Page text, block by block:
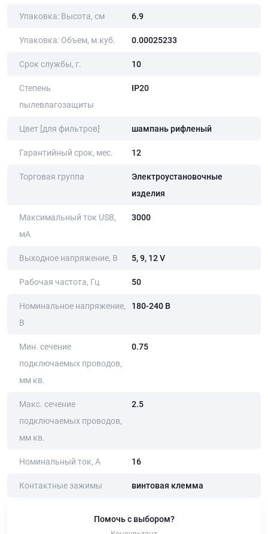
Упаковка: Высота, cм 6.9
Упаковка: Объем, м.куб. 0.00025233
Срок службы, г. 10
Степень
пылевлагозащиты
IP20
Цвет [для фильтров] шампань рифленый
Гарантийный срок, мес. 12
Торговая группа
Электроустановочные
изделия
Максимальный ток USB,
мА
3000
Выходное напряжение, В 5, 9, 12 V
Рабочая частота, Гц 50
Номинальное напряжение,
В
180-240 В
Мин. сечение
подключаемых проводов,
мм кв.
0.75
Макс. сечение
подключаемых проводов,
мм кв.
2.5
Номинальный ток, А 16
Контактные зажимы винтовая клемма
Помочь с выбором?